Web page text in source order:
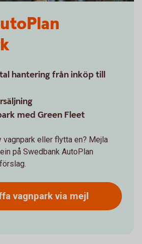
hantering från inköp till
med Green Fleet
vagnpark eller flytta en? Mejla
på Swedbank AutoPlan
vagnpark via mejl